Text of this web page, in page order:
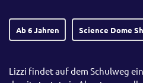
Ab 6 Jahren Science Dome
Lizzi findet auf dem Schulweg